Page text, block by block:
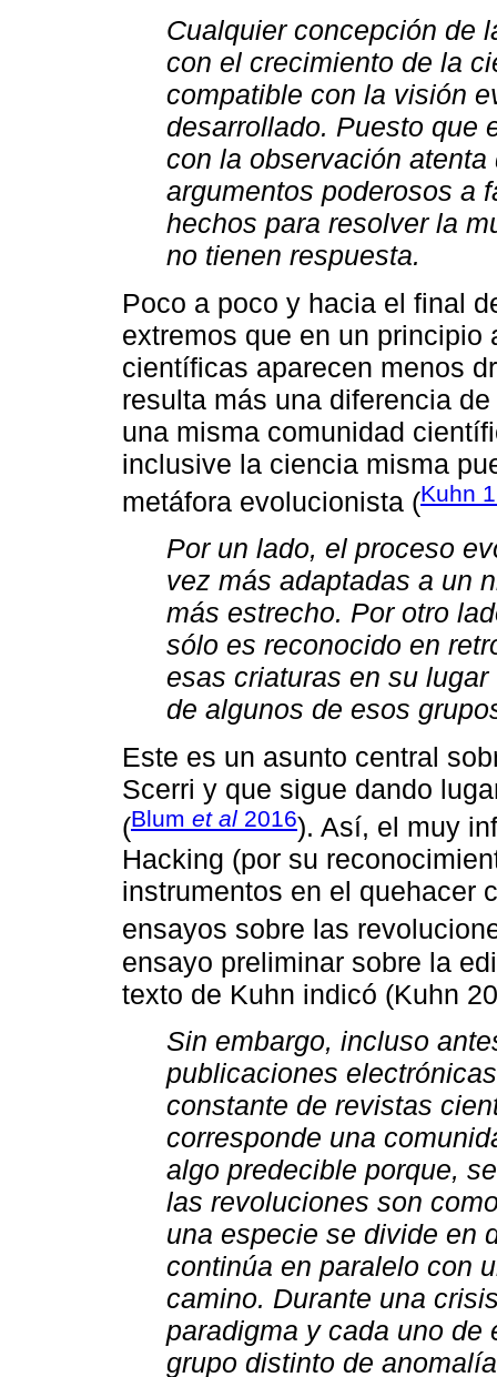
Cualquier concepción de
con el crecimiento de la
compatible con la visión
desarrollado. Puesto que
con la observación
argumentos poderosos a
hechos para resolver la
no tienen respuesta.
Poco a poco y hacia el final
extremos que en un
científicas aparecen menos
resulta más una diferencia
una misma comunidad
inclusive la ciencia misma
metáfora evolucionista (Kuhn
Por un lado, el proceso
vez más adaptadas a un
más estrecho. Por otro
sólo es reconocido en
esas criaturas en su lugar
de algunos de esos
Este es un asunto central
Scerri y que sigue dando
(Blum et al 2016). Así, el muy
Hacking (por su
instrumentos en el quehacer
ensayos sobre las
ensayo preliminar sobre la
texto de Kuhn indicó (Kuhn
Sin embargo, incluso
publicaciones
constante de revistas
corresponde una
algo predecible porque,
las revoluciones son
una especie se divide en
continúa en paralelo con
camino. Durante una
paradigma y cada uno de
grupo distinto de